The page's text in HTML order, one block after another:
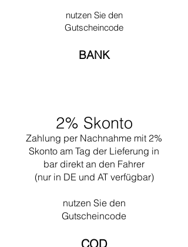
seinen Freund einen zweiten Stuhl anfertigen
ließ. Kandinskys spätere Popularität führte
in den weltberühmten Wassily-Sessel.
of Design der Harvard University. 1937
eröffnete er zusammen mit Walter Gropius ein
Architekturbüro in Cambridge, wo beide bis
Breuer & Associates in New York, das er bis zu
nutzen Sie den
Gutscheincode
BANK
2% Skonto
Zahlung per Nachnahme mit 2%
Skonto am Tag der Lieferung in
bar direkt an den Fahrer
(nur in DE und AT verfügbar)
nutzen Sie den
Gutscheincode
COD​